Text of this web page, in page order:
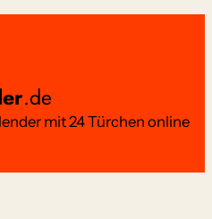
.de
mit 24 Türchen online